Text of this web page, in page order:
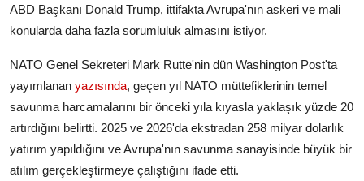
ABD Başkanı Donald Trump, ittifakta Avrupa'nın askeri ve mali
konularda daha fazla sorumluluk almasını istiyor.
NATO Genel Sekreteri Mark Rutte'nin dün Washington Post'ta
yayımlanan yazısında, geçen yıl NATO müttefiklerinin temel
savunma harcamalarını bir önceki yıla kıyasla yaklaşık yüzde 20
artırdığını belirtti. 2025 ve 2026'da ekstradan 258 milyar dolarlık
yatırım yapıldığını ve Avrupa'nın savunma sanayisinde büyük bir
atılım gerçekleştirmeye çalıştığını ifade etti.